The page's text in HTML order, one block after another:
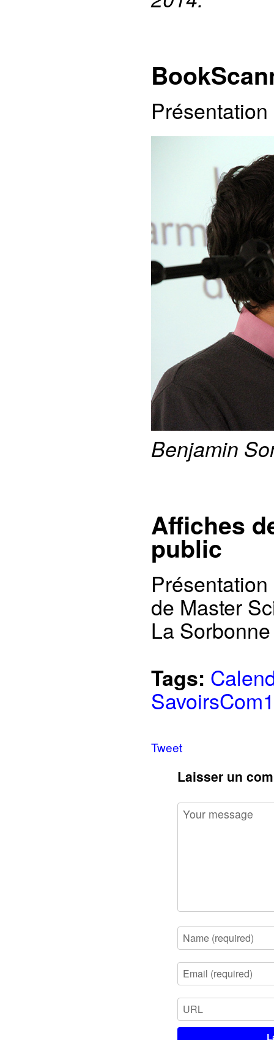
Présentation
Benjamin
Affiches
public
Présentation
de Master
La Sorbonne
Tags:
SavoirsCom1
Tweet
Laisser un